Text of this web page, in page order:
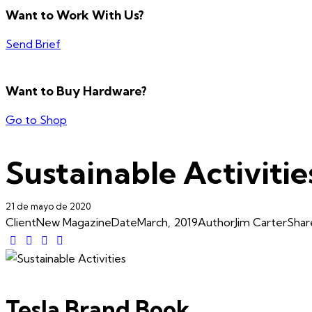
Want to Work With Us?
Send Brief
Want to Buy Hardware?
Go to Shop
Sustainable
21 de mayo de 2020
ClientNew MagazineDateMarch, 2019AuthorJim Carter